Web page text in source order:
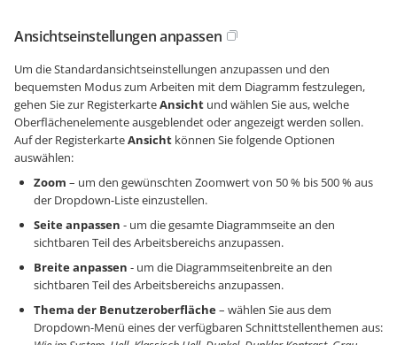
Ansichtseinstellungen anpassen
Um die Standardansichtseinstellungen anzupassen und den
bequemsten Modus zum Arbeiten mit dem Diagramm festzulegen,
gehen Sie zur RegisterkarteAnsicht und wählen Sie aus, welche
Oberflächenelemente ausgeblendet oder angezeigt werden sollen.
Auf der RegisterkarteAnsicht können Sie folgende Optionen
auswählen:
Zoom – um den gewünschten Zoomwert von 50 % bis 500 % aus
der Dropdown-Liste einzustellen.
Seite anpassen - um die gesamte Diagrammseite an den
sichtbaren Teil des Arbeitsbereichs anzupassen.
Breite anpassen - um die Diagrammseitenbreite an den
sichtbaren Teil des Arbeitsbereichs anzupassen.
Thema der Benutzeroberfläche– wählen Sie aus dem
Dropdown-Menü eines der verfügbaren Schnittstellenthemen aus: